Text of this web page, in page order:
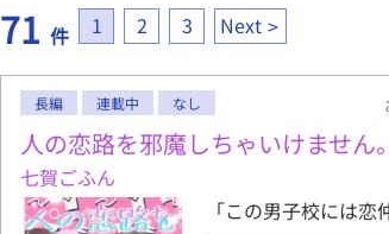
71 件 1 2 3 Next
長編 連載中 なし
人の恋路を邪魔しちゃいけません。
七賀ごふん
「この男子校には恋